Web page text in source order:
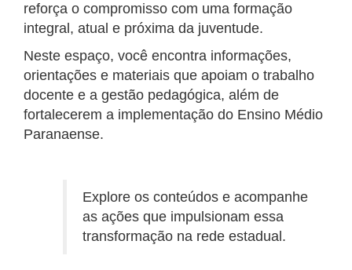
reforça o compromisso com uma formação
integral, atual e próxima da juventude.
Neste espaço, você encontra informações,
orientações e materiais que apoiam o trabalho
docente e a gestão pedagógica, além de
fortalecerem a implementação do Ensino Médio
Paranaense.
Explore os conteúdos e acompanhe
as ações que impulsionam essa
transformação na rede estadual.